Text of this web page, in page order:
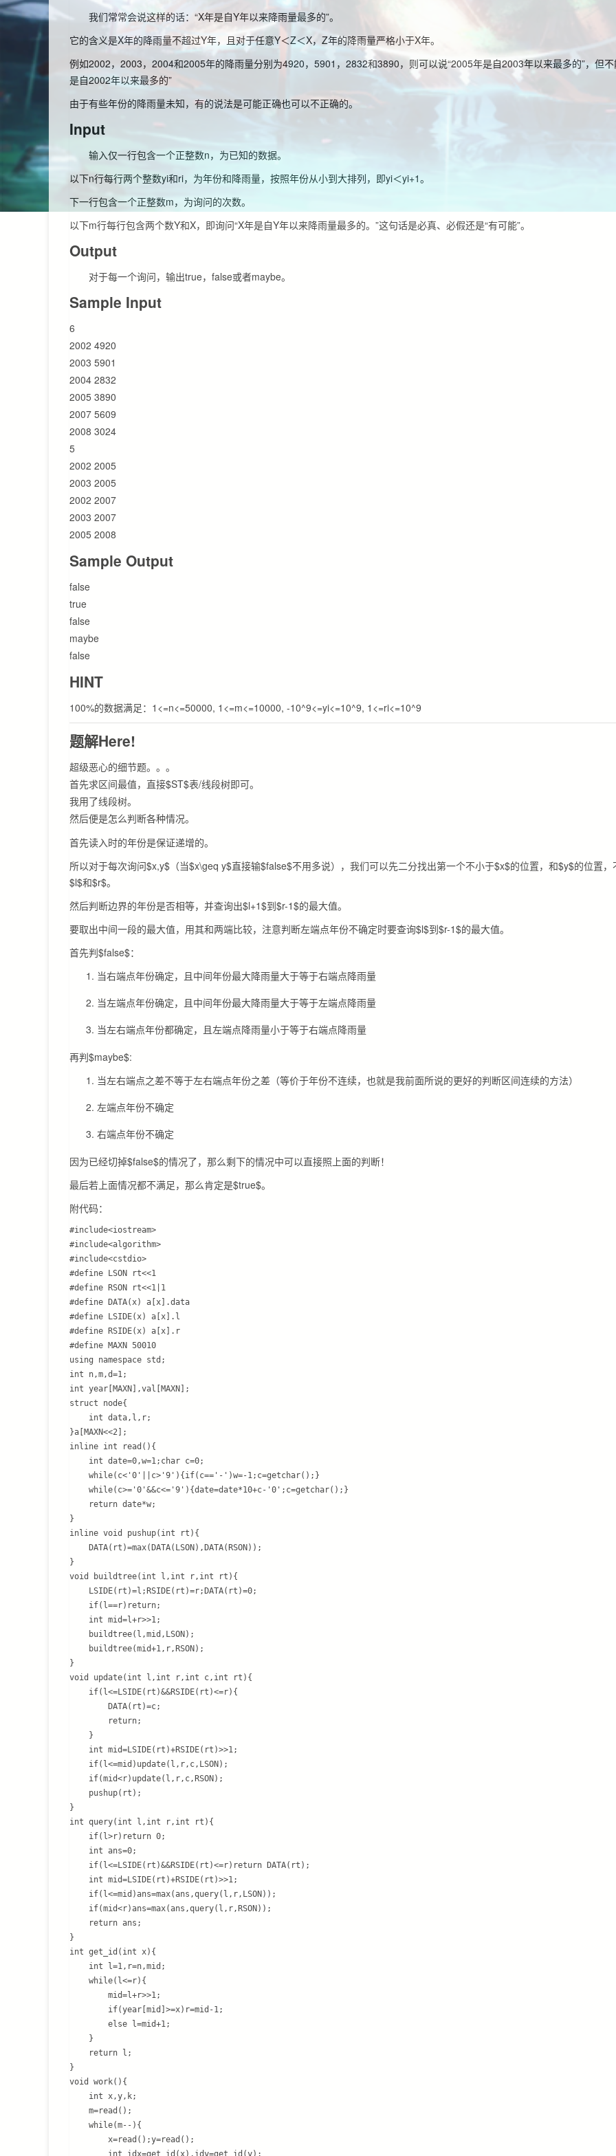
我们常常会说这样的话：“X年是自Y年以来降雨量最多的”。
它的含义是X年的降雨量不超过Y年，且对于任意Y＜Z＜X，Z年的降雨量严格小于X年。
例如2002，2003，2004和2005年的降雨量分别为4920，5901，2832和3890，则可以说“2005年是自2003年以来最多的”，但不
是自2002年以来最多的”
由于有些年份的降雨量未知，有的说法是可能正确也可以不正确的。
Input
输入仅一行包含一个正整数n，为已知的数据。
以下n行每行两个整数yi和ri，为年份和降雨量，按照年份从小到大排列，即yi＜yi+1。
下一行包含一个正整数m，为询问的次数。
以下m行每行包含两个数Y和X，即询问“X年是自Y年以来降雨量最多的。”这句话是必真、必假还是“有可能”。
Output
对于每一个询问，输出true，false或者maybe。
Sample Input
6
2002 4920
2003 5901
2004 2832
2005 3890
2007 5609
2008 3024
5
2002 2005
2003 2005
2002 2007
2003 2007
2005 2008
Sample Output
false
true
false
maybe
false
HINT
100%的数据满足：1<=n<=50000, 1<=m<=10000, -10^9<=yi<=10^9, 1<=ri<=10^9
题解Here!
超级恶心的细节题。。。
首先求区间最值，直接$ST$表/线段树即可。
我用了线段树。
然后便是怎么判断各种情况。
首先读入时的年份是保证递增的。
所以对于每次询问$x,y$（当$x\geq y$直接输$false$不用多说），我们可以先二分找出第一个不小于$x$的位置，和$y$的位置，
$l$和$r$。
然后判断边界的年份是否相等，并查询出$l+1$到$r-1$的最大值。
要取出中间一段的最大值，用其和两端比较，注意判断左端点年份不确定时要查询$l$到$r-1$的最大值。
首先判$false$：
当右端点年份确定，且中间年份最大降雨量大于等于右端点降雨量
当左端点年份确定，且中间年份最大降雨量大于等于左端点降雨量
当左右端点年份都确定，且左端点降雨量小于等于右端点降雨量
再判$maybe$:
当左右端点之差不等于左右端点年份之差（等价于年份不连续，也就是我前面所说的更好的判断区间连续的方法）
左端点年份不确定
右端点年份不确定
因为已经切掉$false$的情况了，那么剩下的情况中可以直接照上面的判断！
最后若上面情况都不满足，那么肯定是$true$。
附代码：
#include<iostream>
#include<algorithm>
#include<cstdio>
#define LSON rt<<1
#define RSON rt<<1|1
#define DATA(x) a[x].data
#define LSIDE(x) a[x].l
#define RSIDE(x) a[x].r
#define MAXN 50010
using namespace std;
int n,m,d=1;
int year[MAXN],val[MAXN];
struct node{
    int data,l,r;
}a[MAXN<<2];
inline int read(){
}
inline void pushup(int rt){
    DATA(rt)=max(DATA(LSON),DATA(RSON));
}
void buildtree(int l,int r,int rt){
    LSIDE(rt)=l;RSIDE(rt)=r;DATA(rt)=0;
    if(l==r)return;
    int mid=l+r>>1;
    buildtree(l,mid,LSON);
    buildtree(mid+1,r,RSON);
}
void update(int l,int r,int c,int rt){
    if(l<=LSIDE(rt)&&RSIDE(rt)<=r){
        DATA(rt)=c;
        return;
    }
    int mid=LSIDE(rt)+RSIDE(rt)>>1;
    if(l<=mid)update(l,r,c,LSON);
    if(mid<r)update(l,r,c,RSON);
    pushup(rt);
}
int query(int l,int r,int rt){
    if(l>r)return 0;
    int ans=0;
    if(l<=LSIDE(rt)&&RSIDE(rt)<=r)return DATA(rt);
    int mid=LSIDE(rt)+RSIDE(rt)>>1;
    if(l<=mid)ans=max(ans,query(l,r,LSON));
    if(mid<r)ans=max(ans,query(l,r,RSON));
    return ans;
}
int get_id(int x){
    int l=1,r=n,mid;
    while(l<=r){
        mid=l+r>>1;
        if(year[mid]>=x)r=mid-1;
        else l=mid+1;
    }
    return l;
}
void work(){
    int x,y,k;
    m=read();
    while(m--){
        x=read();y=read();
        int idx=get_id(x),idy=get_id(y);